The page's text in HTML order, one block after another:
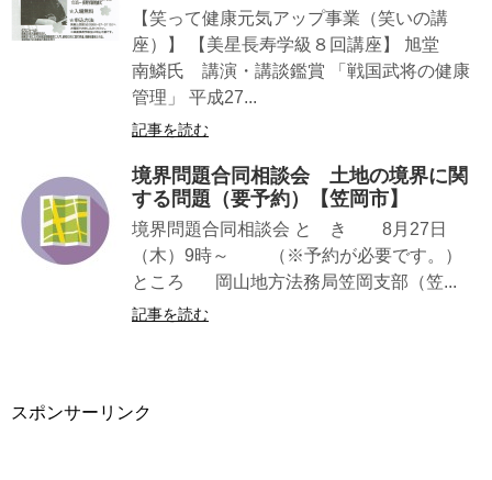
【笑って健康元気アップ事業（笑いの講
座）】 【美星長寿学級８回講座】 旭堂
南鱗氏 講演・講談鑑賞 「戦国武将の健康
管理」 平成27...
記事を読む
境界問題合同相談会 土地の境界に関
する問題（要予約）【笠岡市】
境界問題合同相談会 と き 8月27日
（木）9時～ （※予約が必要です。）
ところ 岡山地方法務局笠岡支部（笠...
記事を読む
スポンサーリンク